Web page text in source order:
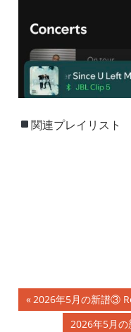
関連プレイリスト
投前
の
2026年5月の新譜③
次
2026年5月